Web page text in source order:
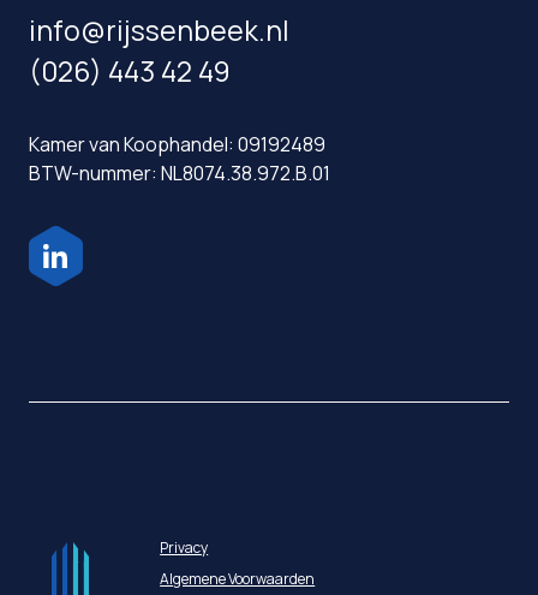
info@rijssenbeek.nl
(026) 443 42 49
Kamer van Koophandel: 09192489
BTW-nummer: NL8074.38.972.B.01
Privacy
Algemene Voorwaarden